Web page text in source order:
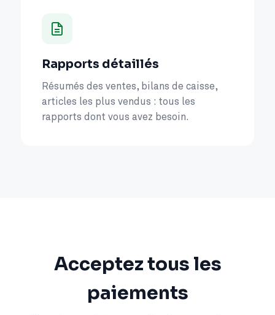
Rapports détaillés
Résumés des ventes, bilans de caisse,
articles les plus vendus : tous les
rapports dont vous avez besoin.
Acceptez tous les
paiements